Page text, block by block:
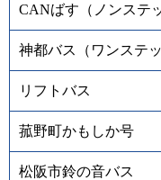
CANばす（ノンステ
神都バス（ワンステッ
リフトバス
菰野町かもしか号
松阪市鈴の音バス